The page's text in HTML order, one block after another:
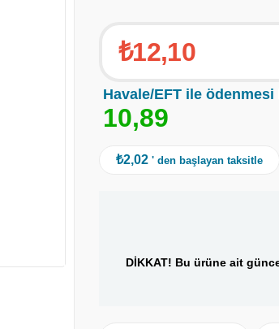
₺12,10
Havale/EFT ile
10,89
₺2,02 ' den başlayan taksitle
DİKKAT! Bu ürüne ait